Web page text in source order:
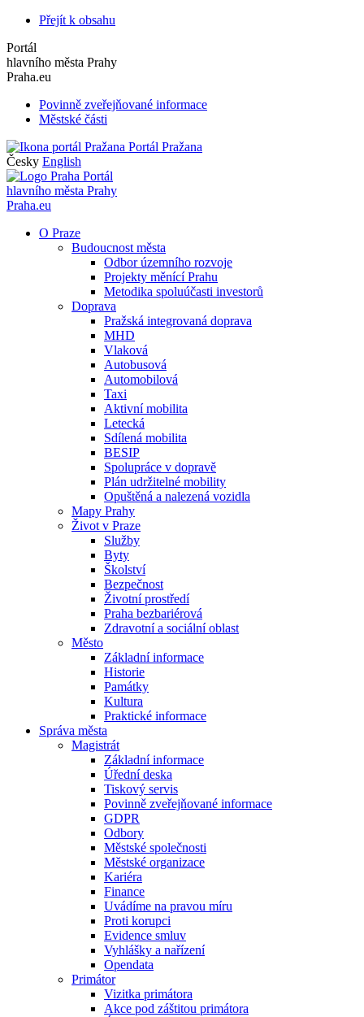
Přejít k obsahu
Portál
hlavního města Prahy
Praha.eu
Povinně zveřejňované informace
Městské části
Portál Pražana
Česky English
Portál
hlavního města Prahy
Praha.eu
O Praze
Budoucnost města
Odbor územního rozvoje
Projekty měnící Prahu
Metodika spoluúčasti investorů
Doprava
Pražská integrovaná doprava
MHD
Vlaková
Autobusová
Automobilová
Taxi
Aktivní mobilita
Letecká
Sdílená mobilita
BESIP
Spolupráce v dopravě
Plán udržitelné mobility
Opuštěná a nalezená vozidla
Mapy Prahy
Život v Praze
Služby
Byty
Školství
Bezpečnost
Životní prostředí
Praha bezbariérová
Zdravotní a sociální oblast
Město
Základní informace
Historie
Památky
Kultura
Praktické informace
Správa města
Magistrát
Základní informace
Úřední deska
Tiskový servis
Povinně zveřejňované informace
GDPR
Odbory
Městské společnosti
Městské organizace
Kariéra
Finance
Uvádíme na pravou míru
Proti korupci
Evidence smluv
Vyhlášky a nařízení
Opendata
Primátor
Vizitka primátora
Akce pod záštitou primátora